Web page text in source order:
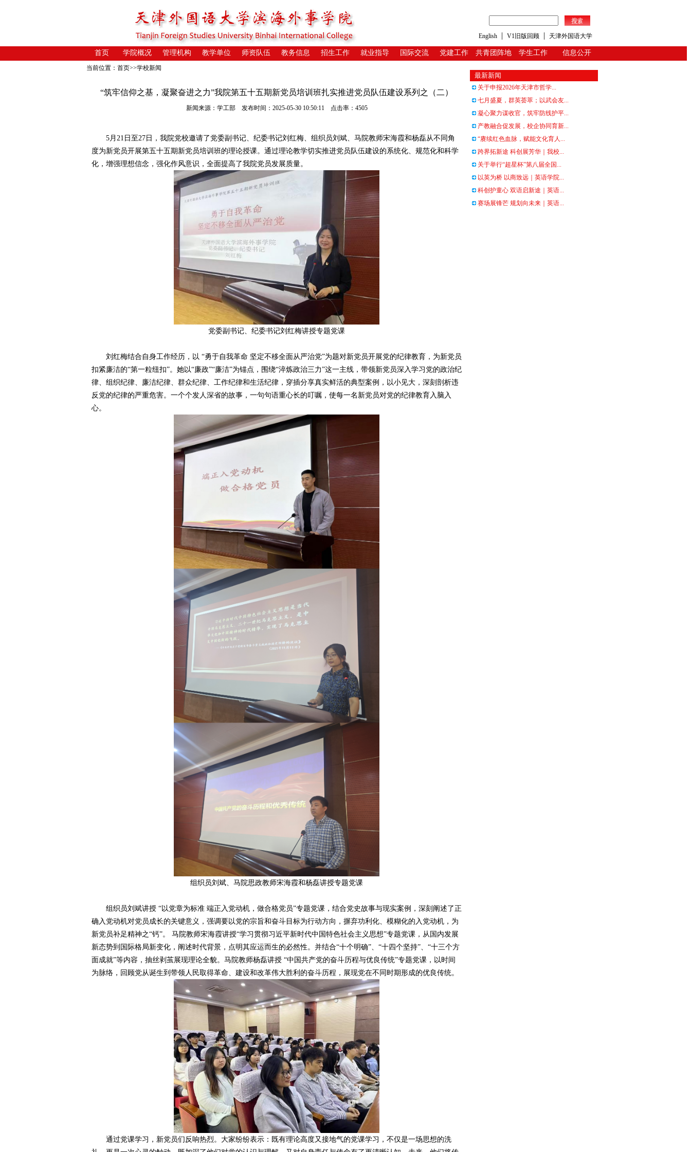
English | V1旧版回顾 | 天津外国语大学
首页 学院概况 管理机构 教学单位 师资队伍 教务信息 招生工作 就业指导 国际交流 党建工作 共青团阵地 学生工作 信息公开
当前位置： 首页>>学校新闻
最新新闻
关于申报2026年天津市哲学...
七月盛夏，群英荟萃；以武会友...
凝心聚力谋收官，筑牢防线护平...
产教融合促发展，校企协同育新...
“赓续红色血脉，赋能文化育人...
跨界拓新途 科创展芳华｜我校...
关于举行“超星杯”第八届全国...
以英为桥 以商致远｜英语学院...
科创护童心 双语启新途｜英语...
赛场展锋芒 规划向未来｜英语...
“筑牢信仰之基，凝聚奋进之力”我院第五十五期新党员培训班扎实推进党员队伍建设系列之（二）
新闻来源：学工部 发布时间：2025-05-30 10:50:11 点击率：4505
5月21日至27日，我院党校邀请了党委副书记、纪委书记刘红梅、组织员刘斌、马院教师宋海霞和杨磊从不同角
度为新党员开展第五十五期新党员培训班的理论授课。通过理论教学切实推进党员队伍建设的系统化、规范化和科学
化，增强理想信念，强化作风意识，全面提高了我院党员发展质量。
党委副书记、纪委书记刘红梅讲授专题党课
刘红梅结合自身工作经历，以 “勇于自我革命 坚定不移全面从严治党”为题对新党员开展党的纪律教育，为新党员
扣紧廉洁的“第一粒纽扣”。她以“廉政”“廉洁”为锚点，围绕“淬炼政治三力”这一主线，带领新党员深入学习党的政治纪
律、组织纪律、廉洁纪律、群众纪律、工作纪律和生活纪律，穿插分享真实鲜活的典型案例，以小见大，深刻剖析违
反党的纪律的严重危害。一个个发人深省的故事，一句句语重心长的叮嘱，使每一名新党员对党的纪律教育入脑入
心。
组织员刘斌、马院思政教师宋海霞和杨磊讲授专题党课
组织员刘斌讲授 “以党章为标准 端正入党动机，做合格党员”专题党课，结合党史故事与现实案例，深刻阐述了正
确入党动机对党员成长的关键意义，强调要以党的宗旨和奋斗目标为行动方向，摒弃功利化、模糊化的入党动机，为
新党员补足精神之“钙”。 马院教师宋海霞讲授“学习贯彻习近平新时代中国特色社会主义思想”专题党课，从国内发展
新态势到国际格局新变化，阐述时代背景，点明其应运而生的必然性。并结合“十个明确”、“十四个坚持”、“十三个方
面成就”等内容，抽丝剥茧展现理论全貌。马院教师杨磊讲授 “中国共产党的奋斗历程与优良传统”专题党课，以时间
为脉络，回顾党从诞生到带领人民取得革命、建设和改革伟大胜利的奋斗历程，展现党在不同时期形成的优良传统。
通过党课学习，新党员们反响热烈。大家纷纷表示：既有理论高度又接地气的党课学习，不仅是一场思想的洗